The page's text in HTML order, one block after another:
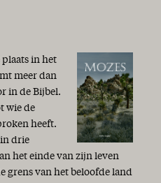
plaats in het
meer dan
in de Bijbel.
wie de
heeft.
drie
het einde van zijn leven
grens van het beloofde land